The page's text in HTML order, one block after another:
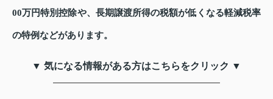
00万円特別控除や、長期譲渡所得の税額が低くなる軽減税率
の特例などがあります。
▼ 気になる情報がある方はこちらをクリック ▼